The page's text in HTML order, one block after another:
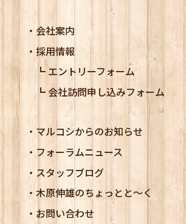
会社案内
採用情報
エントリーフォーム
会社訪問申し込みフォーム
マルコシからのお知らせ
フォーラムニュース
スタッフブログ
木原伸雄のちょっとと～く
お問い合わせ